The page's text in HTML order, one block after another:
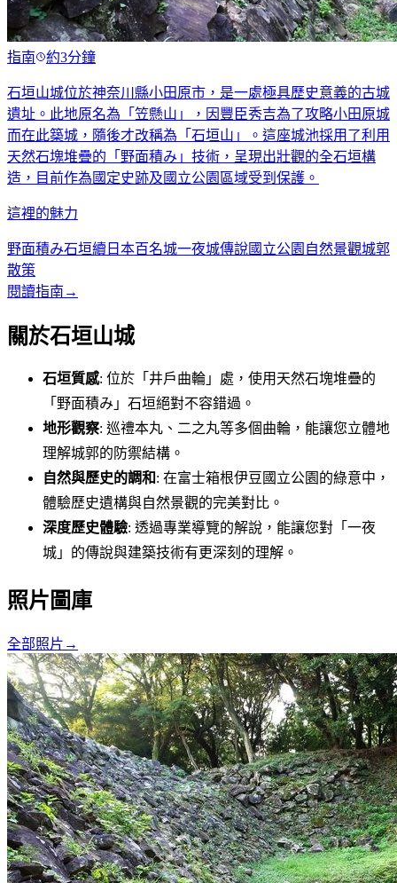
指南 約3分鐘
石垣山城位於神奈川縣小田原市，是一處極具歷史意義的古城
遺址。此地原名為「笠懸山」，因豐臣秀吉為了攻略小田原城
而在此築城，隨後才改稱為「石垣山」。這座城池採用了利用
天然石塊堆疊的「野面積み」技術，呈現出壯觀的全石垣構
造，目前作為國定史跡及國立公園區域受到保護。
這裡的魅力
野面積み石垣續日本百名城一夜城傳說國立公園自然景觀城郭
散策
閱讀指南 →
關於石垣山城
石垣質感: 位於「井戶曲輪」處，使用天然石塊堆疊的
「野面積み」石垣絕對不容錯過。
地形觀察: 巡禮本丸、二之丸等多個曲輪，能讓您立體地
理解城郭的防禦結構。
自然與歷史的調和: 在富士箱根伊豆國立公園的綠意中，
體驗歷史遺構與自然景觀的完美對比。
深度歷史體驗: 透過專業導覽的解說，能讓您對「一夜
城」的傳說與建築技術有更深刻的理解。
照片圖庫
全部照片 →